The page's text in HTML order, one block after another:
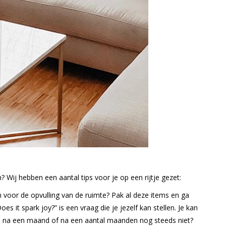
Wij hebben een aantal tips voor je op een rijtje gezet:
de opvulling van de ruimte? Pak al deze items en ga
it spark joy?” is een vraag die je jezelf kan stellen. Je kan
een maand of na een aantal maanden nog steeds niet?